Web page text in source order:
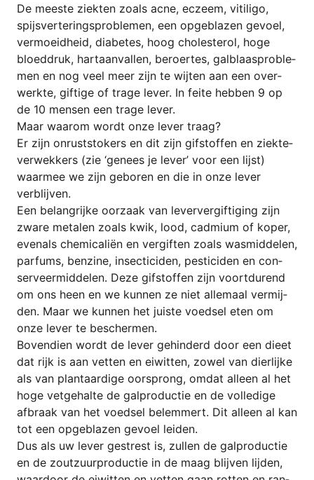
De mees­te ziek­ten zoals acne, ecze­em, vitili­go,
spijs­ver­te­rings­pro­ble­men, een opge­bla­zen gev­oel,
ver­mo­eid­heid, dia­be­tes, hoog cho­le­ste­rol, hoge
bloeddruk, har­ta­an­val­len, ber­oer­tes, gal­b­laas­pro­ble­
men en nog veel meer zijn te wij­ten aan een over­
werk­te, gif­ti­ge of tra­ge lever. In fei­te heb­ben 9 op
de 10 men­sen een tra­ge lever.
Maar waa­rom wordt onze lever traag?
Er zijn onrust­sto­kers en dit zijn gif­stof­fen en ziek­te­
ver­wek­kers (zie ‘genees je lever’ voor een lijst)
waar­mee we zijn gebo­ren en die in onze lever
verblijven.
Een belan­gri­jke oor­zaak van lever­ver­gif­ti­ging zijn
zwa­re meta­len zoals kwik, lood, cad­mi­um of koper,
evenals che­mi­cal­iën en ver­gif­ten zoals was­mid­de­len,
par­fums, ben­zi­ne, insec­ti­ci­den, pesti­ci­den en con­
ser­ve­er­midde­len. Deze gif­stof­fen zijn voort­du­rend
om ons heen en we kun­nen ze niet allem­aal ver­mij­
den. Maar we kun­nen het juis­te voed­sel eten om
onze lever te beschermen.
Boven­di­en wordt de lever gehin­derd door een die­et
dat rijk is aan vet­ten en eiwit­ten, zowel van dier­li­jke
als van plan­ta­ar­di­ge oor­sprong, omdat alleen al het
hoge vet­ge­hal­te de gal­pro­duc­tie en de vol­le­di­ge
afbra­ak van het voed­sel belem­mert. Dit alleen al kan
tot een opge­bla­zen gev­oel leiden.
Dus als uw lever gest­rest is, zul­len de gal­pro­duc­tie
en de zout­zu­ur­pro­duc­tie in de maag blij­ven lij­den,